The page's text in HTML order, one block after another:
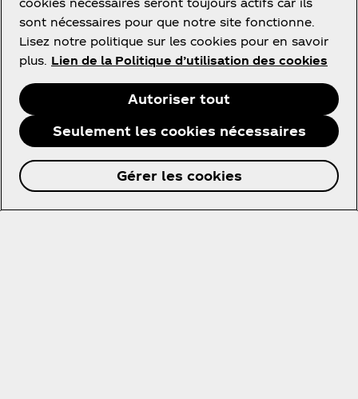
France
À propos de nous
cookies nécessaires seront toujours actifs car ils
sont nécessaires pour que notre site fonctionne.
Lisez notre politique sur les cookies pour en savoir
plus. Lien de la Politique d’utilisation des cookies
Autoriser tout
Seulement les cookies nécessaires
Gérer les cookies